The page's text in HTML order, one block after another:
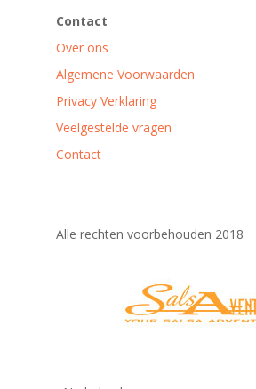
Contact
Over ons
Algemene Voorwaarden
Privacy Verklaring
Veelgestelde vragen
Contact
Alle rechten voorbehouden 2018